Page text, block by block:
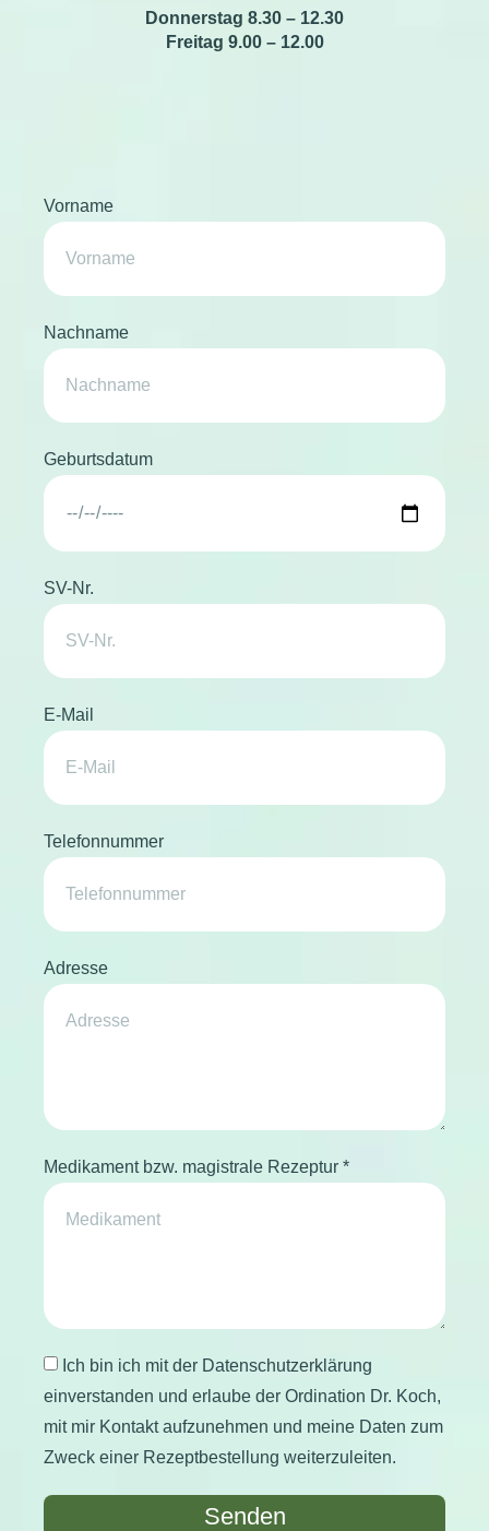
Donnerstag 8.30 – 12.30
Freitag 9.00 – 12.00
Vorname
Nachname
Geburtsdatum
SV-Nr.
E-Mail
Telefonnummer
Adresse
Medikament bzw. magistrale Rezeptur *
Ich bin ich mit der Datenschutzerklärung
einverstanden und erlaube der Ordination Dr. Koch,
mit mir Kontakt aufzunehmen und meine Daten zum
Zweck einer Rezeptbestellung weiterzuleiten.
Senden